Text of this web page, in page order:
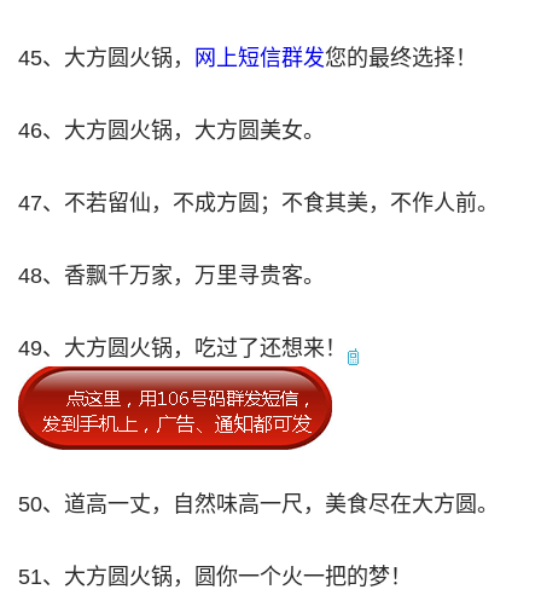
45、大方圆火锅， 网上短信群发您的最终选择！
46、大方圆火锅，大方圆美女。
47、不若留仙，不成方圆；不食其美，不作人前。
48、香飘千万家，万里寻贵客。
49、大方圆火锅，吃过了还想来！
50、道高一丈，自然味高一尺，美食尽在大方圆。
51、大方圆火锅，圆你一个火一把的梦！